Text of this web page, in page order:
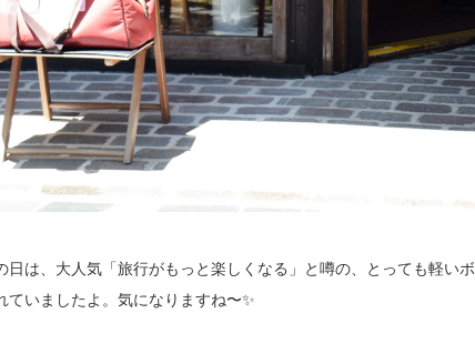
日は、大人気「旅行がもっと楽しくなる」と噂の、とっても軽いボ
ていましたよ。気になりますね〜✨